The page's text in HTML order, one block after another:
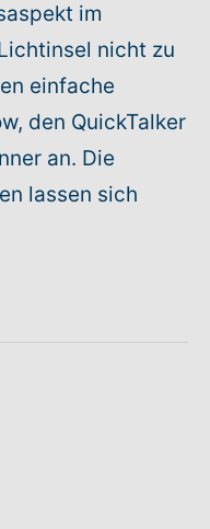
im
nicht zu
einfache
den QuickTalker
an. Die
lassen sich